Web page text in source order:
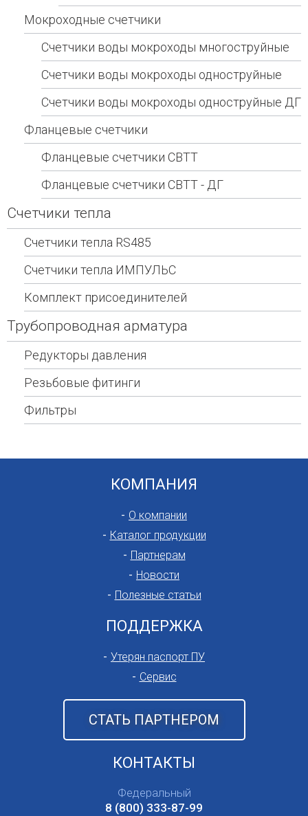
Мокроходные счетчики
Счетчики воды мокроходы многоструйные
Счетчики воды мокроходы одноструйные
Счетчики воды мокроходы одноструйные ДГ
Фланцевые счетчики
Фланцевые счетчики СВТТ
Фланцевые счетчики СВТТ - ДГ
Счетчики тепла
Счетчики тепла RS485
Счетчики тепла ИМПУЛЬС
Комплект присоединителей
Трубопроводная арматура
Редукторы давления
Резьбовые фитинги
Фильтры
КОМПАНИЯ
О компании
Каталог продукции
Партнерам
Новости
Полезные статьи
СТАТЬ ПАРТНЕРОМ
ПОДДЕРЖКА
Утерян паспорт ПУ
Сервис
КОНТАКТЫ
Федеральный
8 (800) 333-87-99